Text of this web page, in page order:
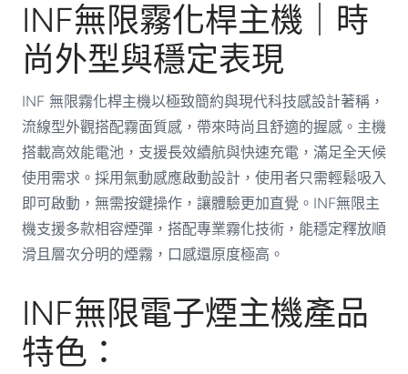
INF無限霧化桿主機｜時
尚外型與穩定表現
INF 無限霧化桿主機以極致簡約與現代科技感設計著稱，
流線型外觀搭配霧面質感，帶來時尚且舒適的握感。主機
搭載高效能電池，支援長效續航與快速充電，滿足全天候
使用需求。採用氣動感應啟動設計，使用者只需輕鬆吸入
即可啟動，無需按鍵操作，讓體驗更加直覺。INF無限主
機支援多款相容煙彈，搭配專業霧化技術，能穩定釋放順
滑且層次分明的煙霧，口感還原度極高。
INF無限電子煙主機產品
特色：